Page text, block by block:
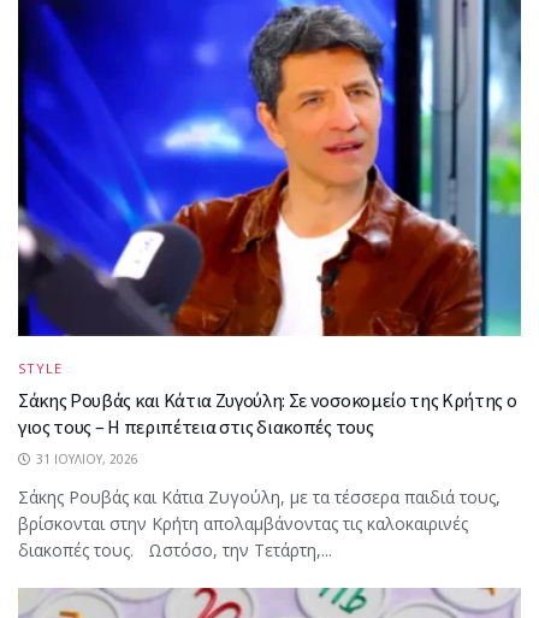
STYLE
Σάκης Ρουβάς και Κάτια Ζυγούλη: Σε νοσοκομείο της Κρήτης ο
γιος τους – Η περιπέτεια στις διακοπές τους
31 ΙΟΥΛΊΟΥ, 2026
Σάκης Ρουβάς και Κάτια Ζυγούλη, με τα τέσσερα παιδιά τους,
βρίσκονται στην Κρήτη απολαμβάνοντας τις καλοκαιρινές
διακοπές τους. Ωστόσο, την Τετάρτη,...